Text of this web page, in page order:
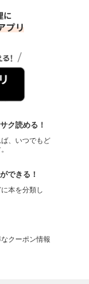
キコノユメヲ ― 90
キコノユメヲ ― 91
キコノユメヲ ― 92
ク読める！
、いつでもど
できる！
本を分類し
クーポン情報